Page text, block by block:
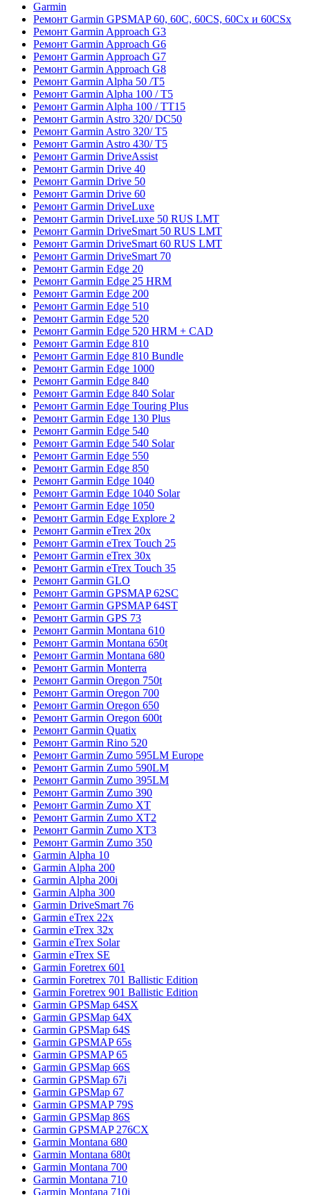
Garmin
Ремонт Garmin GPSMAP 60, 60C, 60CS, 60Cx и 60CSx
Ремонт Garmin Approach G3
Ремонт Garmin Approach G6
Ремонт Garmin Approach G7
Ремонт Garmin Approach G8
Ремонт Garmin Alpha 50 /T5
Ремонт Garmin Alpha 100 / T5
Ремонт Garmin Alpha 100 / TT15
Ремонт Garmin Astro 320/ DC50
Ремонт Garmin Astro 320/ T5
Ремонт Garmin Astro 430/ T5
Ремонт Garmin DriveAssist
Ремонт Garmin Drive 40
Ремонт Garmin Drive 50
Ремонт Garmin Drive 60
Ремонт Garmin DriveLuxe
Ремонт Garmin DriveLuxe 50 RUS LMT
Ремонт Garmin DriveSmart 50 RUS LMT
Ремонт Garmin DriveSmart 60 RUS LMT
Ремонт Garmin DriveSmart 70
Ремонт Garmin Edge 20
Ремонт Garmin Edge 25 HRM
Ремонт Garmin Edge 200
Ремонт Garmin Edge 510
Ремонт Garmin Edge 520
Ремонт Garmin Edge 520 HRM + CAD
Ремонт Garmin Edge 810
Ремонт Garmin Edge 810 Bundle
Ремонт Garmin Edge 1000
Ремонт Garmin Edge 840
Ремонт Garmin Edge 840 Solar
Ремонт Garmin Edge Touring Plus
Ремонт Garmin Edge 130 Plus
Ремонт Garmin Edge 540
Ремонт Garmin Edge 540 Solar
Ремонт Garmin Edge 550
Ремонт Garmin Edge 850
Ремонт Garmin Edge 1040
Ремонт Garmin Edge 1040 Solar
Ремонт Garmin Edge 1050
Ремонт Garmin Edge Explore 2
Ремонт Garmin eTrex 20x
Ремонт Garmin eTrex Touch 25
Ремонт Garmin eTrex 30x
Ремонт Garmin eTrex Touch 35
Ремонт Garmin GLO
Ремонт Garmin GPSMAP 62SC
Ремонт Garmin GPSMAP 64ST
Ремонт Garmin GPS 73
Ремонт Garmin Montana 610
Ремонт Garmin Montana 650t
Ремонт Garmin Montana 680
Ремонт Garmin Monterra
Ремонт Garmin Oregon 750t
Ремонт Garmin Oregon 700
Ремонт Garmin Oregon 650
Ремонт Garmin Oregon 600t
Ремонт Garmin Quatix
Ремонт Garmin Rino 520
Ремонт Garmin Zumo 595LM Europe
Ремонт Garmin Zumo 590LM
Ремонт Garmin Zumo 395LM
Ремонт Garmin Zumo 390
Ремонт Garmin Zumo XT
Ремонт Garmin Zumo XT2
Ремонт Garmin Zumo XT3
Ремонт Garmin Zumo 350
Garmin Alpha 10
Garmin Alpha 200
Garmin Alpha 200i
Garmin Alpha 300
Garmin DriveSmart 76
Garmin eTrex 22x
Garmin eTrex 32x
Garmin eTrex Solar
Garmin eTrex SE
Garmin Foretrex 601
Garmin Foretrex 701 Ballistic Edition
Garmin Foretrex 901 Ballistic Edition
Garmin GPSMap 64SX
Garmin GPSMap 64X
Garmin GPSMap 64S
Garmin GPSMAP 65s
Garmin GPSMAP 65
Garmin GPSMap 66S
Garmin GPSMap 67i
Garmin GPSMap 67
Garmin GPSMAP 79S
Garmin GPSMap 86S
Garmin GPSMAP 276CX
Garmin Montana 680
Garmin Montana 680t
Garmin Montana 700
Garmin Montana 710
Garmin Montana 710i